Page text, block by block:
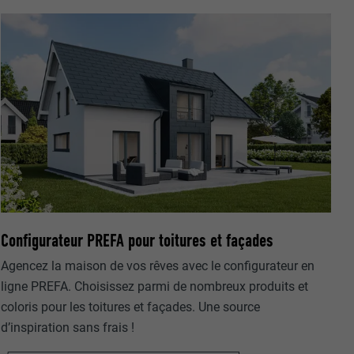
Configurateur PREFA pour toitures et façades
Agencez la maison de vos rêves avec le configurateur en
ligne PREFA. Choisissez parmi de nombreux produits et
coloris pour les toitures et façades. Une source
d’inspiration sans frais !
cookies. Ne
« Suivez-